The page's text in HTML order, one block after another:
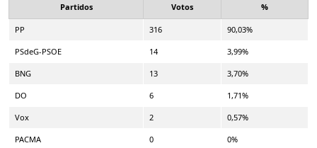
Partidos Votos %
PP 316 90,03%
PSdeG-PSOE 14 3,99%
BNG 13 3,70%
DO 6 1,71%
Vox 2 0,57%
PACMA 0 0%